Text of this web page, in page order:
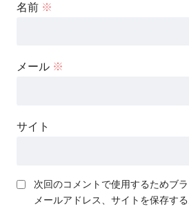
名前 ※
メール ※
サイト
次回のコメントで使用するためブ
メールアドレス、サイトを保存する